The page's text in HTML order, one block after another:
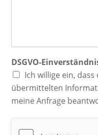
DSGVO-
Ich willige ein,
übermittelten
meine Anfrage